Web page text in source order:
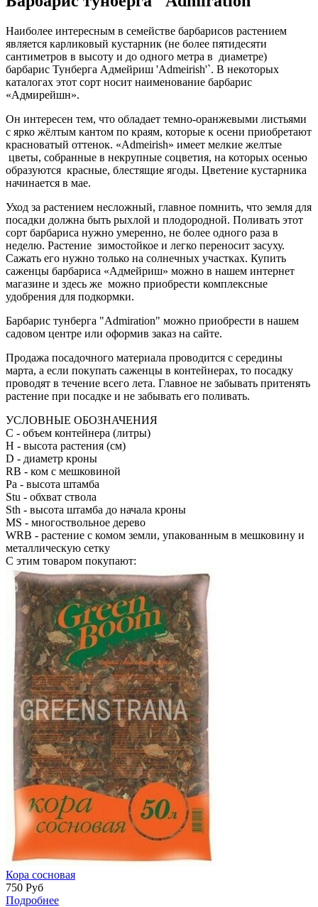
Наиболее интересным в семействе барбарисов растением
является карликовый кустарник (не более пятидесяти
сантиметров в высоту и до одного метра в диаметре)
барбарис Тунберга Адмейриш 'Admeirish'`. В некоторых
каталогах этот сорт носит наименование барбарис
«Адмирейшн».
Он интересен тем, что обладает темно-оранжевыми листьями
с ярко жёлтым кантом по краям, которые к осени приобретают
красноватый оттенок. «Admeirish» имеет мелкие желтые
цветы, собранные в некрупные соцветия, на которых осенью
образуются красные, блестящие ягоды. Цветение кустарника
начинается в мае.
Уход за растением несложный, главное помнить, что земля для
посадки должна быть рыхлой и плодородной. Поливать этот
сорт барбариса нужно умеренно, не более одного раза в
неделю. Растение зимостойкое и легко переносит засуху.
Сажать его нужно только на солнечных участках. Купить
саженцы барбариса «Адмейриш» можно в нашем интернет
магазине и здесь же можно приобрести комплексные
удобрения для подкормки.
Барбарис тунберга "Admiration" можно приобрести в нашем
садовом центре или оформив заказ на сайте.
Продажа посадочного материала проводится с середины
марта, а если покупать саженцы в контейнерах, то посадку
проводят в течение всего лета. Главное не забывать притенять
растение при посадке и не забывать его поливать.
УСЛОВНЫЕ ОБОЗНАЧЕНИЯ
С - объем контейнера (литры)
H - высота растения (см)
D - диаметр кроны
RB - ком с мешковиной
Pa - высота штамба
Stu - обхват ствола
Sth - высота штамба до начала кроны
MS - многоствольное дерево
WRB - растение с комом земли, упакованным в мешковину и
металлическую сетку
С этим товаром покупают:
Кора сосновая
750 Руб
Подробнее